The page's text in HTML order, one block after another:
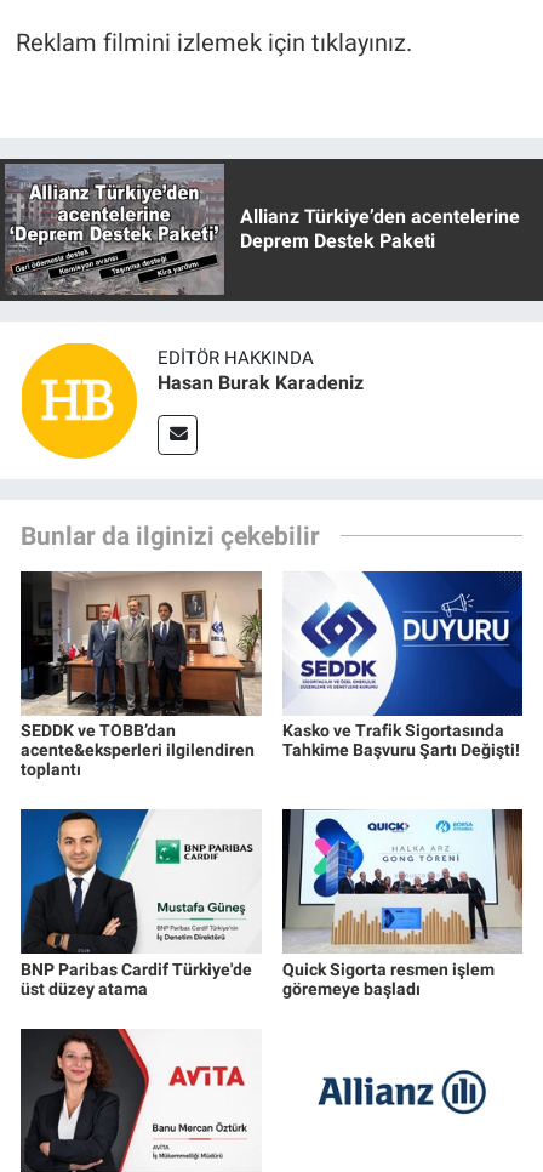
Reklam filmini izlemek için tıklayınız.
Allianz Türkiye’den acentelerine
Deprem Destek Paketi
EDITÖR HAKKINDA
Hasan Burak Karadeniz
Bunlar da ilginizi çekebilir
SEDDK ve TOBB’dan
acente&eksperleri ilgilendiren
toplantı
Kasko ve Trafik Sigortasında
Tahkime Başvuru Şartı Değişti!
BNP Paribas Cardif Türkiye'de
üst düzey atama
Quick Sigorta resmen işlem
göremeye başladı